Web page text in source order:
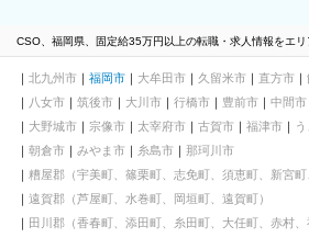
CSO、福岡県、固定給35万円以上の転職・求人情報をエ
北九州市 福岡市 大牟田市 久留米市 直方市
八女市
筑後市 大川市 行橋市 豊前市 中間市
大野城市
宗像市 太宰府市 古賀市 福津市
朝倉市
みやま市 糸島市
那珂川市
糟屋郡（宇美町、篠栗町、志免町、須恵町、新宮町
遠賀郡（芦屋町、水巻町、岡垣町、遠賀町）
田川郡（香春町、添田町、糸田町、大任町、赤村、